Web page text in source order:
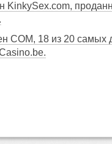
KinkySex.com,
COM, 18 из 20